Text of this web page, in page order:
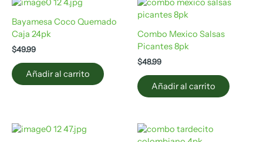
Bayamesa Coco Quemado
Caja 24pk
$49.99
Añadir al carrito
Combo Mexico Salsas
Picantes 8pk
$48.99
Añadir al carrito